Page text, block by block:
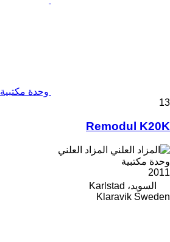
وحدة مكتبية Remodul K20K
13
Remodul K20K
المزاد العلني
وحدة مكتبية
2011
السويد، Karlstad
Klaravik Sweden